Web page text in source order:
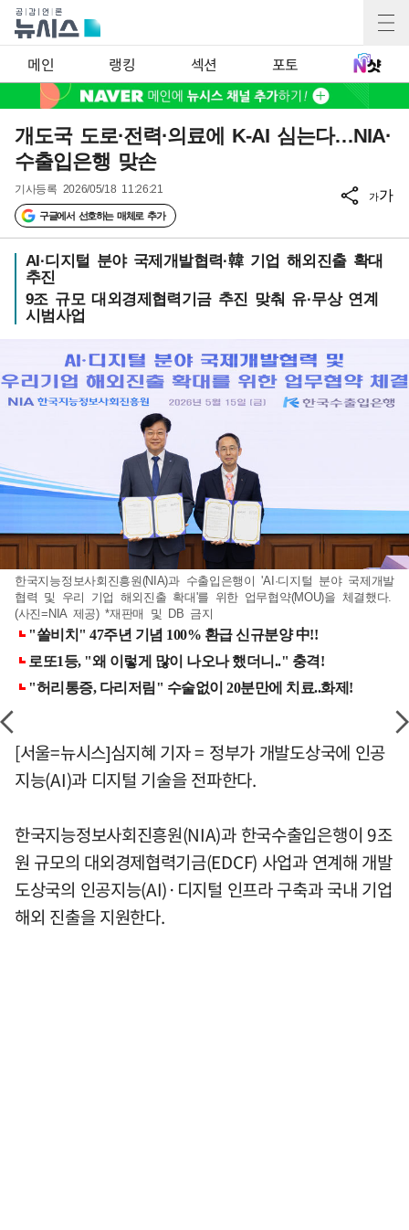
메인 랭킹 섹션 포토
개도국 도로·전력·의료에 K-AI 심는다…NIA·
수출입은행 맞손
기사등록 2026/05/18 11:26:21
구글에서 선호하는 매체로 추가
가가
AI·디지털 분야 국제개발협력·韓 기업 해외진출 확대
추진
9조 규모 대외경제협력기금 추진 맞춰 유·무상 연계
시범사업
한국지능정보사회진흥원(NIA)과 수출입은행이 'AI·디지털 분야 국제개발
협력 및 우리 기업 해외진출 확대'를 위한 업무협약(MOU)을 체결했다.
(사진=NIA 제공) *재판매 및 DB 금지
[서울=뉴시스]심지혜 기자 = 정부가 개발도상국에 인공
지능(AI)과 디지털 기술을 전파한다.
한국지능정보사회진흥원(NIA)과 한국수출입은행이 9조
원 규모의 대외경제협력기금(EDCF) 사업과 연계해 개발
도상국의 인공지능(AI)·디지털 인프라 구축과 국내 기업
해외 진출을 지원한다.